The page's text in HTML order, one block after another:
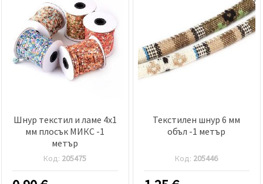
Шнур текстил и ламе 4x1
мм плосък МИКС -1
метър
Код: 205475
Текстилен шнур 6 мм
объл -1 метър
Код: 205446